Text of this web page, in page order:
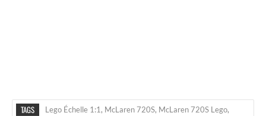
TAGS Lego Échelle 1:1, McLaren 720S, McLaren 720S Lego,